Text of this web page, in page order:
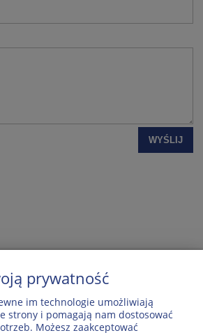
WYŚLIJ
MOJE KONTO
prywatność
im technologie umożliwiają
strony i pomagają nam dostosować
Możesz zaakceptować